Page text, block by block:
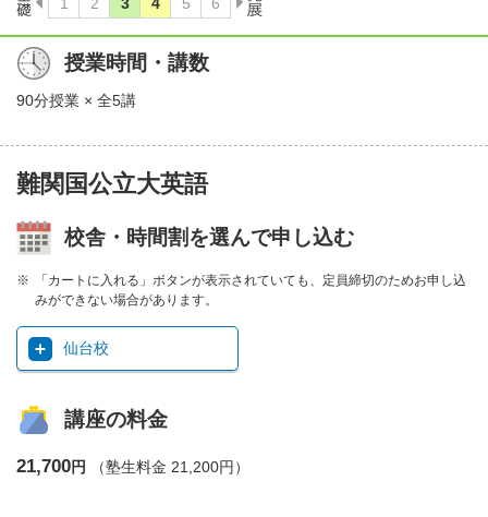
授業時間・講数
90分授業 × 全5講
難関国公立大英語
校舎・時間割を選んで申し込む
「カートに入れる」ボタンが表示されていても、定員締切のためお申し込
みができない場合があります。
仙台校
講座の料金
21,700円 （塾生料金 21,200円）